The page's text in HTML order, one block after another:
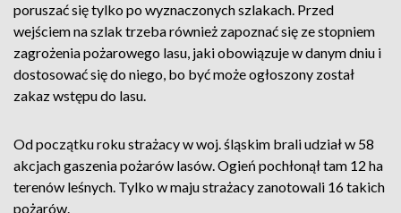
poruszać się tylko po wyznaczonych szlakach. Przed
wejściem na szlak trzeba również zapoznać się ze stopniem
zagrożenia pożarowego lasu, jaki obowiązuje w danym dniu i
dostosować się do niego, bo być może ogłoszony został
zakaz wstępu do lasu.
Od początku roku strażacy w woj. śląskim brali udział w 58
akcjach gaszenia pożarów lasów. Ogień pochłonął tam 12 ha
terenów leśnych. Tylko w maju strażacy zanotowali 16 takich
pożarów.